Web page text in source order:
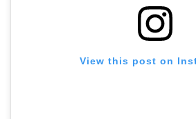
View this post on